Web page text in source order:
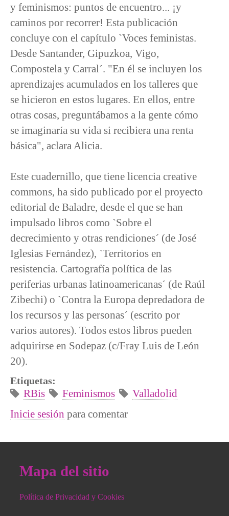
y feminismos: puntos de encuentro... ¡y
caminos por recorrer! Esta publicación
concluye con el capítulo `Voces feministas.
Desde Santander, Gipuzkoa, Vigo,
Compostela y Carral´. "En él se incluyen los
aprendizajes acumulados en los talleres que
se hicieron en estos lugares. En ellos, entre
otras cosas, preguntábamos a la gente cómo
se imaginaría su vida si recibiera una renta
básica", aclara Alicia.
Este cuadernillo, que tiene licencia creative
commons, ha sido publicado por el proyecto
editorial de Baladre, desde el que se han
impulsado libros como `Sobre el
decrecimiento y otras rendiciones´ (de José
Iglesias Fernández), `Territorios en
resistencia. Cartografía política de las
periferias urbanas latinoamericanas´ (de Raúl
Zibechi) o `Contra la Europa depredadora de
los recursos y las personas´ (escrito por
varios autores). Todos estos libros pueden
adquirirse en Sodepaz (c/Fray Luis de León
20).
Etiquetas:
RBis Feminismos
Valladolid
Inicie sesión para comentar
Mapa del sitio
Política de Privacidad y Cookies